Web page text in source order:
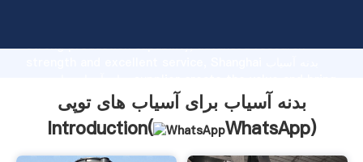
strong production capability, advanced research
values to all of customers.
بدنه آسیاب برای آسیاب های توپی
Introduction(
WhatsApp)